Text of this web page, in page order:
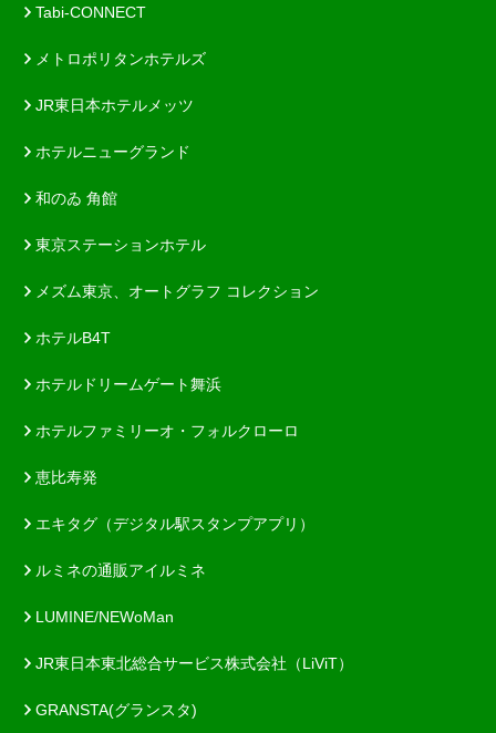
Tabi-CONNECT
メトロポリタンホテルズ
JR東日本ホテルメッツ
ホテルニューグランド
和のゐ 角館
東京ステーションホテル
メズム東京、オートグラフ コレクション
ホテルB4T
ホテルドリームゲート舞浜
ホテルファミリーオ・フォルクローロ
恵比寿発
エキタグ（デジタル駅スタンプアプリ）
ルミネの通販アイルミネ
LUMINE/NEWoMan
JR東日本東北総合サービス株式会社（LiViT）
GRANSTA(グランスタ)